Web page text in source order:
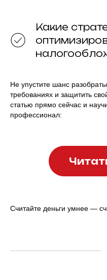
Какие
Не упустите шанс
требованиях и защитить
статью прямо сейчас и
профессионал:
Считайте деньги умнее —